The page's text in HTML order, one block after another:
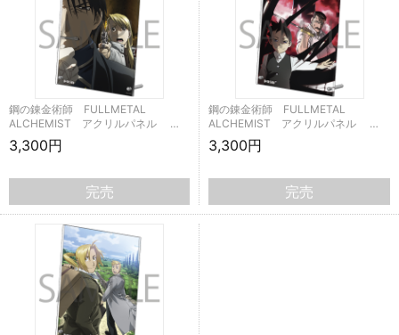
鋼の錬金術師 FULLMETAL
ALCHEMIST アクリルパネル …
3,300円
完売
鋼の錬金術師 FULLMETAL
ALCHEMIST アクリルパネル …
3,300円
完売